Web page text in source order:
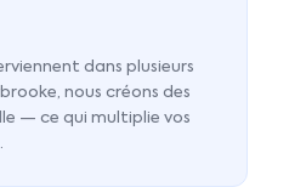
dans plusieurs
nous créons des
— ce qui multiplie vos